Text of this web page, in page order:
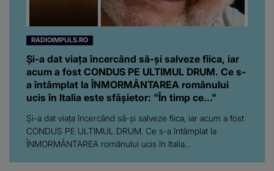
RADIOIMPULS.RO
Și-a dat viața încercând să-și salveze fiica, iar
acum a fost CONDUS PE ULTIMUL DRUM. Ce s-
a întâmplat la ÎNMORMÂNTAREA românului
ucis în Italia este sfâșietor: "În timp ce..."
Și-a dat viața încercând să-și salveze fiica, iar acum a fost
CONDUS PE ULTIMUL DRUM. Ce s-a întâmplat la
ÎNMORMÂNTAREA românului ucis în Italia...